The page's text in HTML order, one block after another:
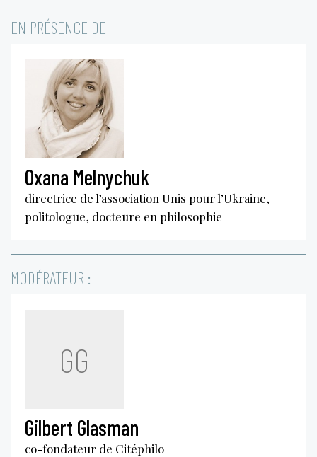
EN PRÉSENCE DE
Oxana Melnychuk
directrice de l’association Unis pour l’Ukraine,
politologue, docteure en philosophie
MODÉRATEUR :
GG
Gilbert Glasman
co-fondateur de Citéphilo